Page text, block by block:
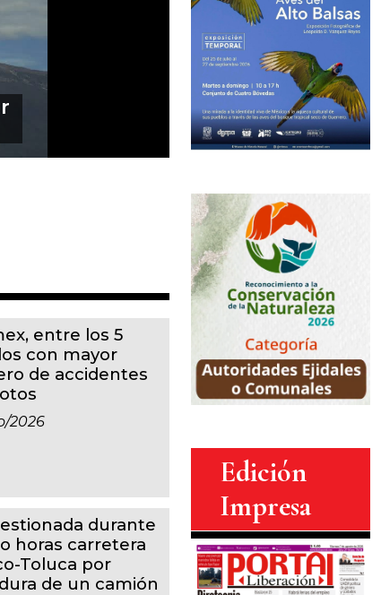
en
entre los 5
con mayor
de accidentes
2026
durante
horas carretera
Toluca por
de un camión
Edición
Impresa